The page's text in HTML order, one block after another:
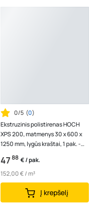
0/5 (0)
Ekstruzinis polistirenas HOCH
XPS 200, matmenys 30 x 600 x
1250 mm, lygūs kraštai, 1 pak. -
0,32 m3
4788 € / pak.
152,00 € / m³
Į krepšelį